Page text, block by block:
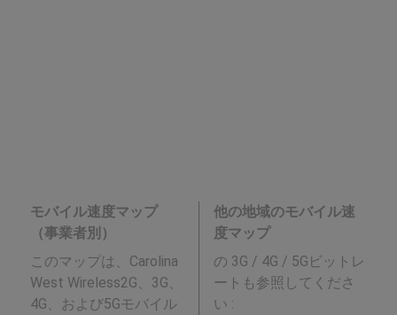
モバイル速度マップ
（事業者別）
このマップは、Carolina
West Wireless2G、3G、
4G、および5Gモバイル
他の地域のモバイル速
度マップ
の 3G / 4G / 5Gビットレ
ートも参照してくださ
い :